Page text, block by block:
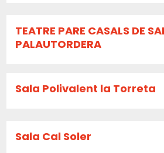
TEATRE PARE CASALS DE
PALAUTORDERA
Sala Polivalent la Torreta
Sala Cal Soler